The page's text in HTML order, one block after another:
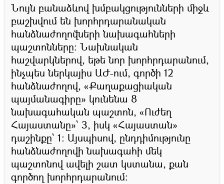
Նույն բանաձևով խմբակցությունների միջև
բաշխվում են խորհրդարանական
հանձնաժողովների նախագահների
պաշտոնները։ Նախնական
հաշվարկներով, եթե նոր խորհրդարանում,
ինչպես ներկայիս ԱԺ-ում, գործի 12
հանձնաժողով, «Քաղաքացիական
պայմանագիրը» կունենա 8
նախագահական պաշտոն, «Ուժեղ
Հայաստանը»՝ 3, իսկ «Հայաստան»
դաշինքը՝ 1: Այսպիսով, ընդդիմությունը
հանձնաժողովի նախագահի մեկ
պաշտոնով ավելի շատ կստանա, քան
գործող խորհրդարանում։